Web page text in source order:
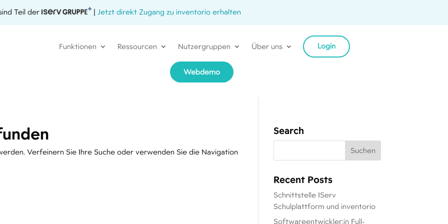
Teil der | Jetzt direkt Zugang zu inventorio erhalten
Funktionen Ressourcen Nutzergruppen Über uns Login
Webdemo
Verfeinern Sie Ihre Suche oder verwenden Sie die Navigation
Search
Recent Posts
Schnittstelle IServ
Schulplattform und inventorio
Softwareentwickler:in Full-